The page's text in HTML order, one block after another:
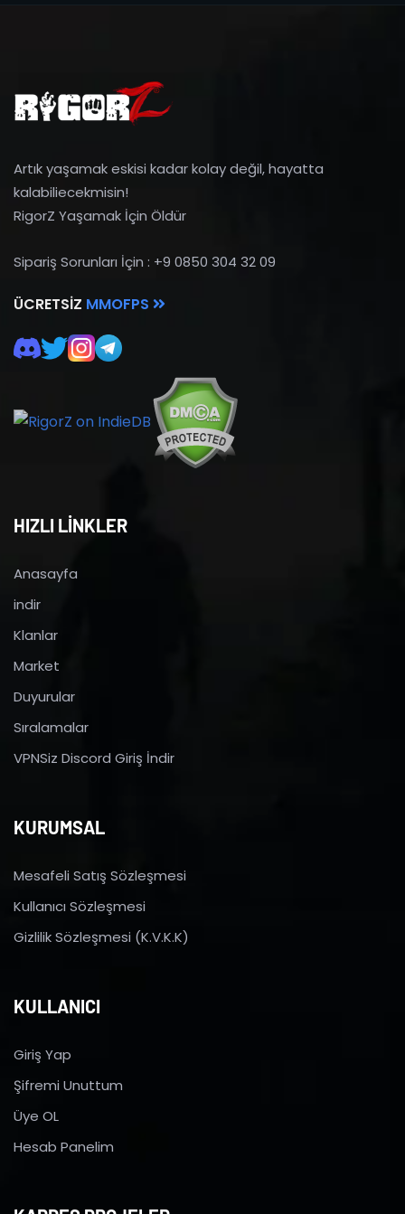
Artık yaşamak eskisi kadar kolay değil, hayatta
kalabiliecekmisin!
RigorZ Yaşamak İçin Öldür
Sipariş Sorunları İçin : +9 0850 304 32 09
ÜCRETSIZ MMOFPS
HIZLI LİNKLER
Anasayfa
indir
Klanlar
Market
Duyurular
Sıralamalar
VPNSiz Discord Giriş İndir
KURUMSAL
Mesafeli Satış Sözleşmesi
Kullanıcı Sözleşmesi
Gizlilik Sözleşmesi (K.V.K.K)
KULLANICI
Giriş Yap
Şifremi Unuttum
Üye OL
Hesab Panelim